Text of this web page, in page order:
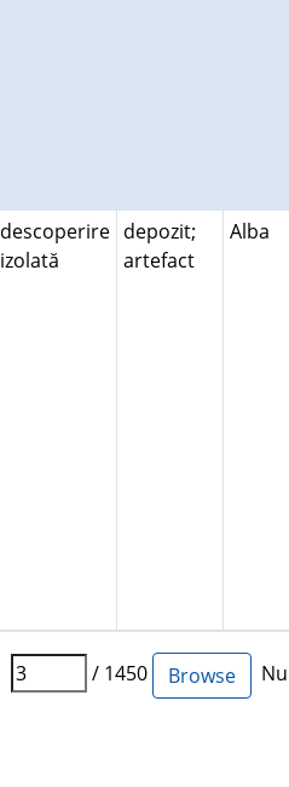
descoperire
izolată
depozit;
artefact
Alba
/ 1450